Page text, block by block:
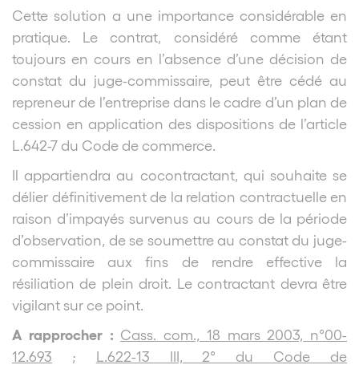
Cette solution a une importance considérable en
pratique. Le contrat, considéré comme étant
toujours en cours en l’absence d’une décision de
constat du juge-commissaire, peut être cédé au
repreneur de l’entreprise dans le cadre d’un plan de
cession en application des dispositions de l’article
L.642-7 du Code de commerce.
Il appartiendra au cocontractant, qui souhaite se
délier définitivement de la relation contractuelle en
raison d’impayés survenus au cours de la période
d’observation, de se soumettre au constat du juge-
commissaire aux fins de rendre effective la
résiliation de plein droit. Le contractant devra être
vigilant sur ce point.
A rapprocher : Cass. com., 18 mars 2003, n°00-
12.693 ; L.622-13 III, 2° du Code de